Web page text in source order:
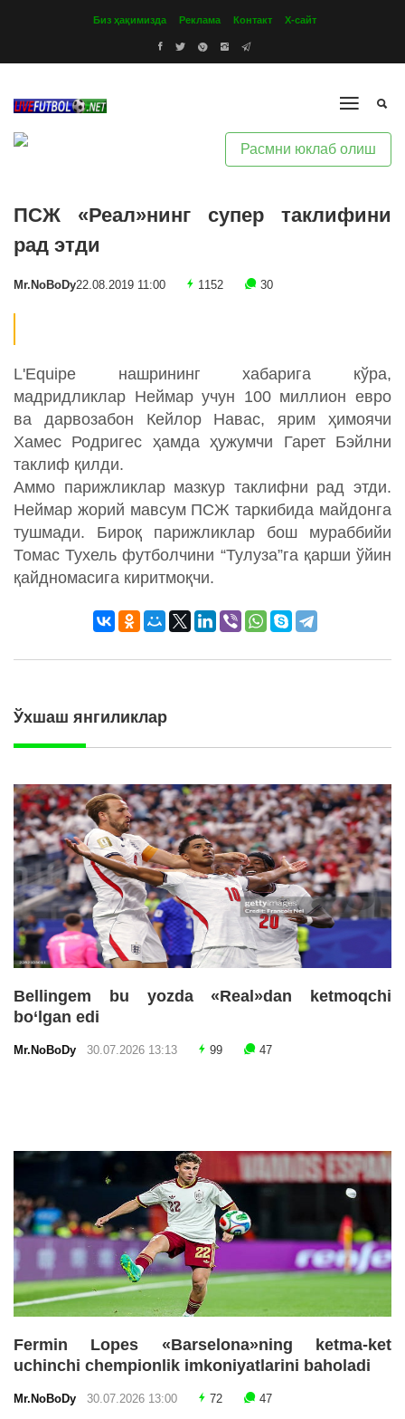
Биз ҳақимизда Реклама Контакт Х-сайт
Расмни юклаб олиш
ПСЖ «Реал»нинг супер таклифини
рад этди
Mr.NoBoDy22.08.2019 11:00 1152 30
L'Equipe нашрининг хабарига кўра,
мадридликлар Неймар учун 100 миллион евро
ва дарвозабон Кейлор Навас, ярим ҳимоячи
Хамес Родригес ҳамда ҳужумчи Гарет Бэйлни
таклиф қилди.
Аммо парижликлар мазкур таклифни рад этди.
Неймар жорий мавсум ПСЖ таркибида майдонга
тушмади. Бироқ парижликлар бош мураббийи
Томас Тухель футболчини “Тулуза”га қарши ўйин
қайдномасига киритмоқчи.
Ўхшаш янгиликлар
Bellingem bu yozda «Real»dan ketmoqchi
bo‘lgan edi
Mr.NoBoDy 30.07.2026 13:13 99 47
Fermin Lopes «Barselona»ning ketma-ket
uchinchi chempionlik imkoniyatlarini baholadi
Mr.NoBoDy 30.07.2026 13:00 72 47